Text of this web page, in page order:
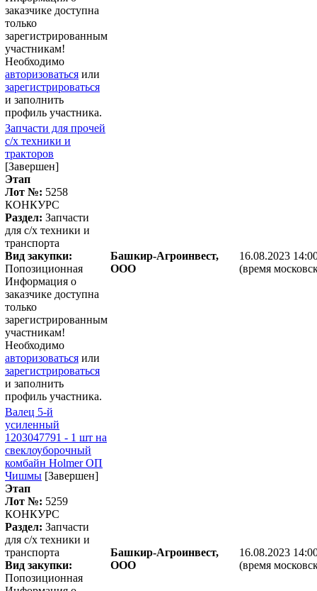
заказчике доступна
только
зарегистрированным
участникам!
Необходимо
авторизоваться или
зарегистрироваться
и заполнить
профиль участника.
Запчасти для прочей
с/х техники и
тракторов
[Завершен]
Этап
Лот №: 5258
КОНКУРС
Раздел: Запчасти
для с/х техники и
транспорта
Вид закупки:
Попозиционная
Информация о
заказчике доступна
только
зарегистрированным
участникам!
Необходимо
авторизоваться или
зарегистрироваться
и заполнить
профиль участника.
Башкир-Агроинвест,
ООО
16.08.2023
(время
Валец 5-й
усиленный
1203047791 - 1 шт на
свеклоуборочный
комбайн Holmer ОП
Чишмы [Завершен]
Этап
Лот №: 5259
КОНКУРС
Раздел: Запчасти
для с/х техники и
транспорта
Вид закупки:
Попозиционная
Башкир-Агроинвест,
ООО
16.08.2023
(время